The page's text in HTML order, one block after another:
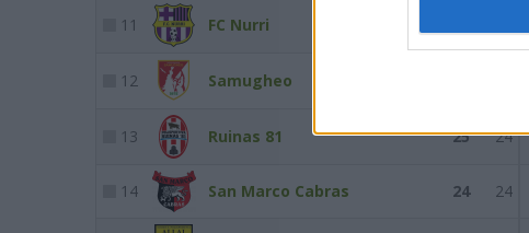
11 FC Nurri
12 Samugheo
13 Ruinas 81 25 24
14 San Marco Cabras 24 24